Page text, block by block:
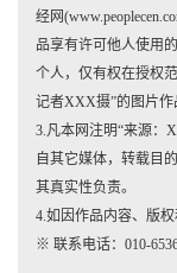
经网
品享有许可他人使用
个人，仅有权在授权
记者XXX摄”的图片作
3.凡本网注明“来源：
自其它媒体，转载目
其真实性负责。
4.如因作品内容、版
※ 联系电话：010-